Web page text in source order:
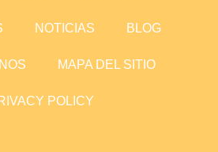
NOTICIAS BLOG
MAPA DEL SITIO
POLICY